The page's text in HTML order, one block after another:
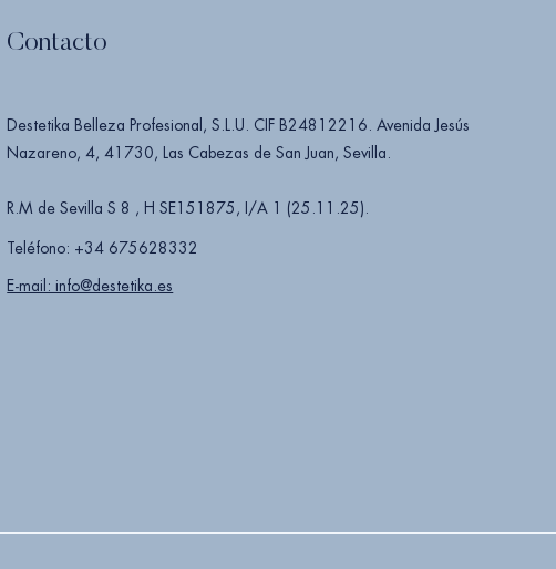
Contacto
Destetika Belleza Profesional, S.L.U. CIF B24812216. Avenida Jesús
Nazareno, 4, 41730, Las Cabezas de San Juan, Sevilla.
R.M de Sevilla S 8 , H SE151875, I/A 1 (25.11.25).
Teléfono: +34 675628332
E-mail: info@destetika.es